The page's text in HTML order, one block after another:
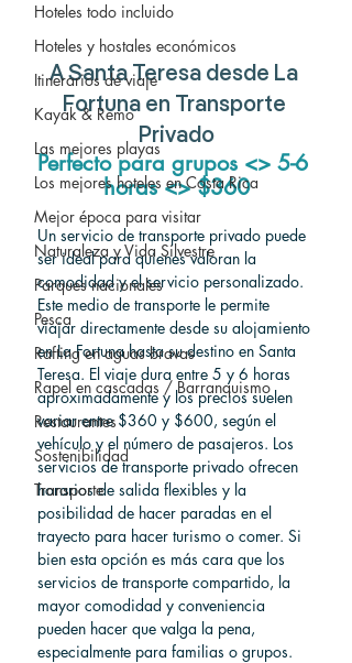
Hoteles todo incluido
Hoteles y hostales económicos
Itinerarios de viaje
Kayak & Remo
Las mejores playas
Los mejores hoteles en Costa Rica
Mejor época para visitar
Naturaleza y Vida Silvestre
Parques nacionales
Pesca
Rafting en aguas bravas
Rapel en cascadas / Barranquismo
Restaurantes
Sostenibilidad
Transporte
A Santa Teresa desde La
Fortuna en Transporte
Privado
Perfecto para grupos <> 5-6
horas <> $360
Un servicio de transporte privado puede
ser ideal para quienes valoran la
comodidad y el servicio personalizado.
Este medio de transporte le permite
viajar directamente desde su alojamiento
en La Fortuna hasta su destino en Santa
Teresa. El viaje dura entre 5 y 6 horas
aproximadamente y los precios suelen
variar entre $360 y $600, según el
vehículo y el número de pasajeros. Los
servicios de transporte privado ofrecen
horarios de salida flexibles y la
posibilidad de hacer paradas en el
trayecto para hacer turismo o comer. Si
bien esta opción es más cara que los
servicios de transporte compartido, la
mayor comodidad y conveniencia
pueden hacer que valga la pena,
especialmente para familias o grupos.